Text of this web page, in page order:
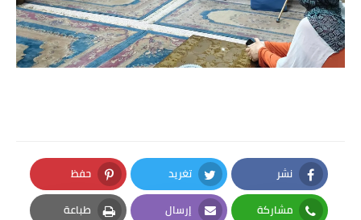
نشر
Facebook
تغريد
Twitter
حفظ
Pinterest
مشاركة إرسال طباعة